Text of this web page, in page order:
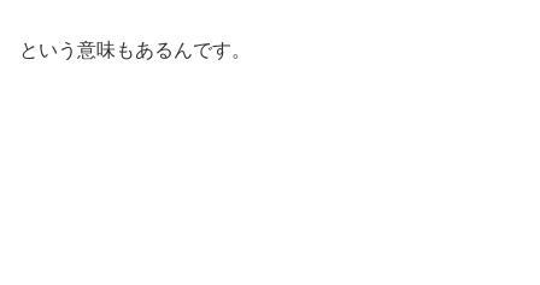
という意味もあるんです。